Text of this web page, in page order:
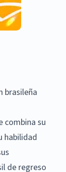
brasileña
combina su
habilidad
de regreso